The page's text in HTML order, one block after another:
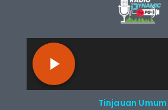
Tinjauan Umum